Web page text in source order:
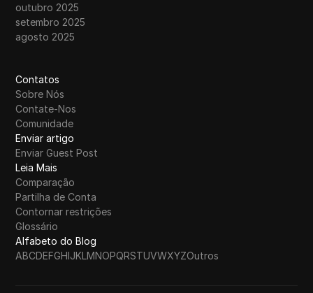
outubro 2025
setembro 2025
agosto 2025
Contatos
Sobre Nós
Contate-Nos
Comunidade
Enviar artigo
Enviar Guest Post
Leia Mais
Comparação
Partilha de Conta
Contornar restrições
Glossário
Alfabeto do Blog
ABCDEFGHIJKLMNOPQRSTUVWXYZOutros